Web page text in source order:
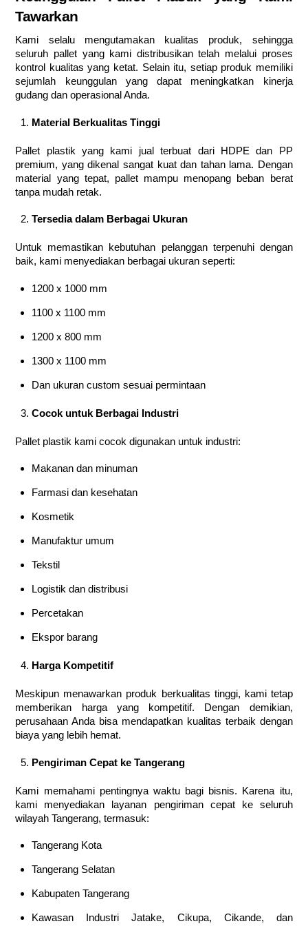
Tawarkan
Kami selalu mengutamakan kualitas produk, sehingga
seluruh pallet yang kami distribusikan telah melalui proses
kontrol kualitas yang ketat. Selain itu, setiap produk memiliki
sejumlah keunggulan yang dapat meningkatkan kinerja
gudang dan operasional Anda.
Material Berkualitas Tinggi
Pallet plastik yang kami jual terbuat dari HDPE dan PP
premium, yang dikenal sangat kuat dan tahan lama. Dengan
material yang tepat, pallet mampu menopang beban berat
tanpa mudah retak.
Tersedia dalam Berbagai Ukuran
Untuk memastikan kebutuhan pelanggan terpenuhi dengan
baik, kami menyediakan berbagai ukuran seperti:
1200 x 1000 mm
1100 x 1100 mm
1200 x 800 mm
1300 x 1100 mm
Dan ukuran custom sesuai permintaan
Cocok untuk Berbagai Industri
Pallet plastik kami cocok digunakan untuk industri:
Makanan dan minuman
Farmasi dan kesehatan
Kosmetik
Manufaktur umum
Tekstil
Logistik dan distribusi
Percetakan
Ekspor barang
Harga Kompetitif
Meskipun menawarkan produk berkualitas tinggi, kami tetap
memberikan harga yang kompetitif. Dengan demikian,
perusahaan Anda bisa mendapatkan kualitas terbaik dengan
biaya yang lebih hemat.
Pengiriman Cepat ke Tangerang
Kami memahami pentingnya waktu bagi bisnis. Karena itu,
kami menyediakan layanan pengiriman cepat ke seluruh
wilayah Tangerang, termasuk:
Tangerang Kota
Tangerang Selatan
Kabupaten Tangerang
Kawasan Industri Jatake, Cikupa, Cikande, dan